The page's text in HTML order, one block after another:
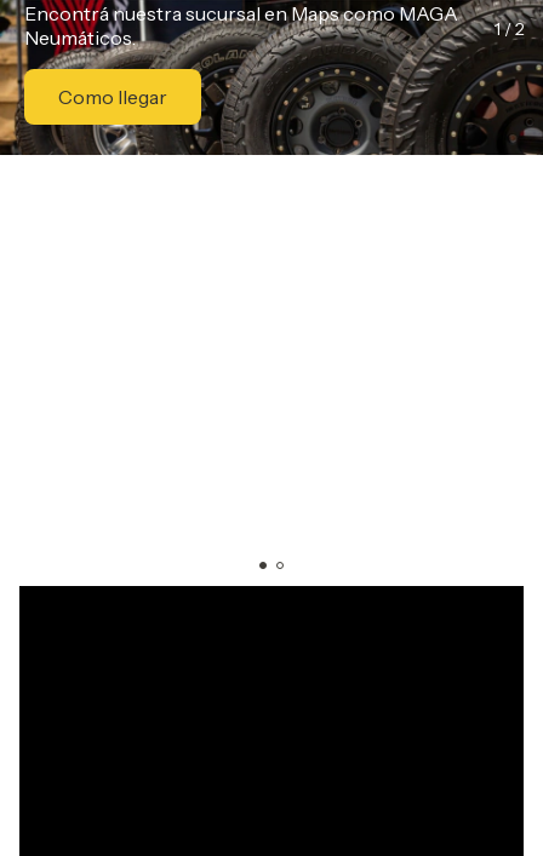
1 / 2
Encontrá nuestra sucursal en Maps como MAGA
Neumáticos.
Como llegar